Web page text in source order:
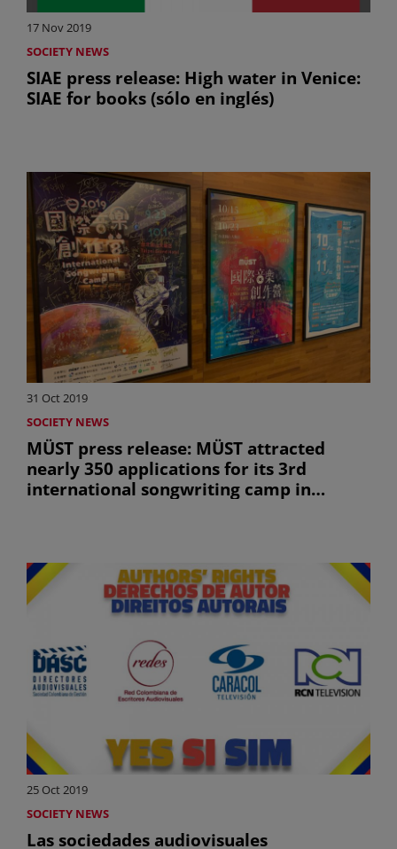
17 Nov 2019
SOCIETY NEWS
SIAE press release: High water in Venice:
SIAE for books (sólo en inglés)
31 Oct 2019
SOCIETY NEWS
MÜST press release: MÜST attracted
nearly 350 applications for its 3rd
international songwriting camp in
25 Oct 2019
SOCIETY NEWS
Las sociedades audiovisuales